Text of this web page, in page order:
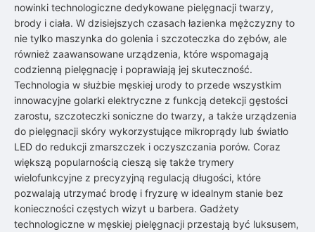
nowinki technologiczne dedykowane pielęgnacji twarzy,
brody i ciała. W dzisiejszych czasach łazienka mężczyzny to
nie tylko maszynka do golenia i szczoteczka do zębów, ale
również zaawansowane urządzenia, które wspomagają
codzienną pielęgnację i poprawiają jej skuteczność.
Technologia w służbie męskiej urody to przede wszystkim
innowacyjne golarki elektryczne z funkcją detekcji gęstości
zarostu, szczoteczki soniczne do twarzy, a także urządzenia
do pielęgnacji skóry wykorzystujące mikroprądy lub światło
LED do redukcji zmarszczek i oczyszczania porów. Coraz
większą popularnością cieszą się także trymery
wielofunkcyjne z precyzyjną regulacją długości, które
pozwalają utrzymać brodę i fryzurę w idealnym stanie bez
konieczności częstych wizyt u barbera. Gadżety
technologiczne w męskiej pielęgnacji przestają być luksusem,